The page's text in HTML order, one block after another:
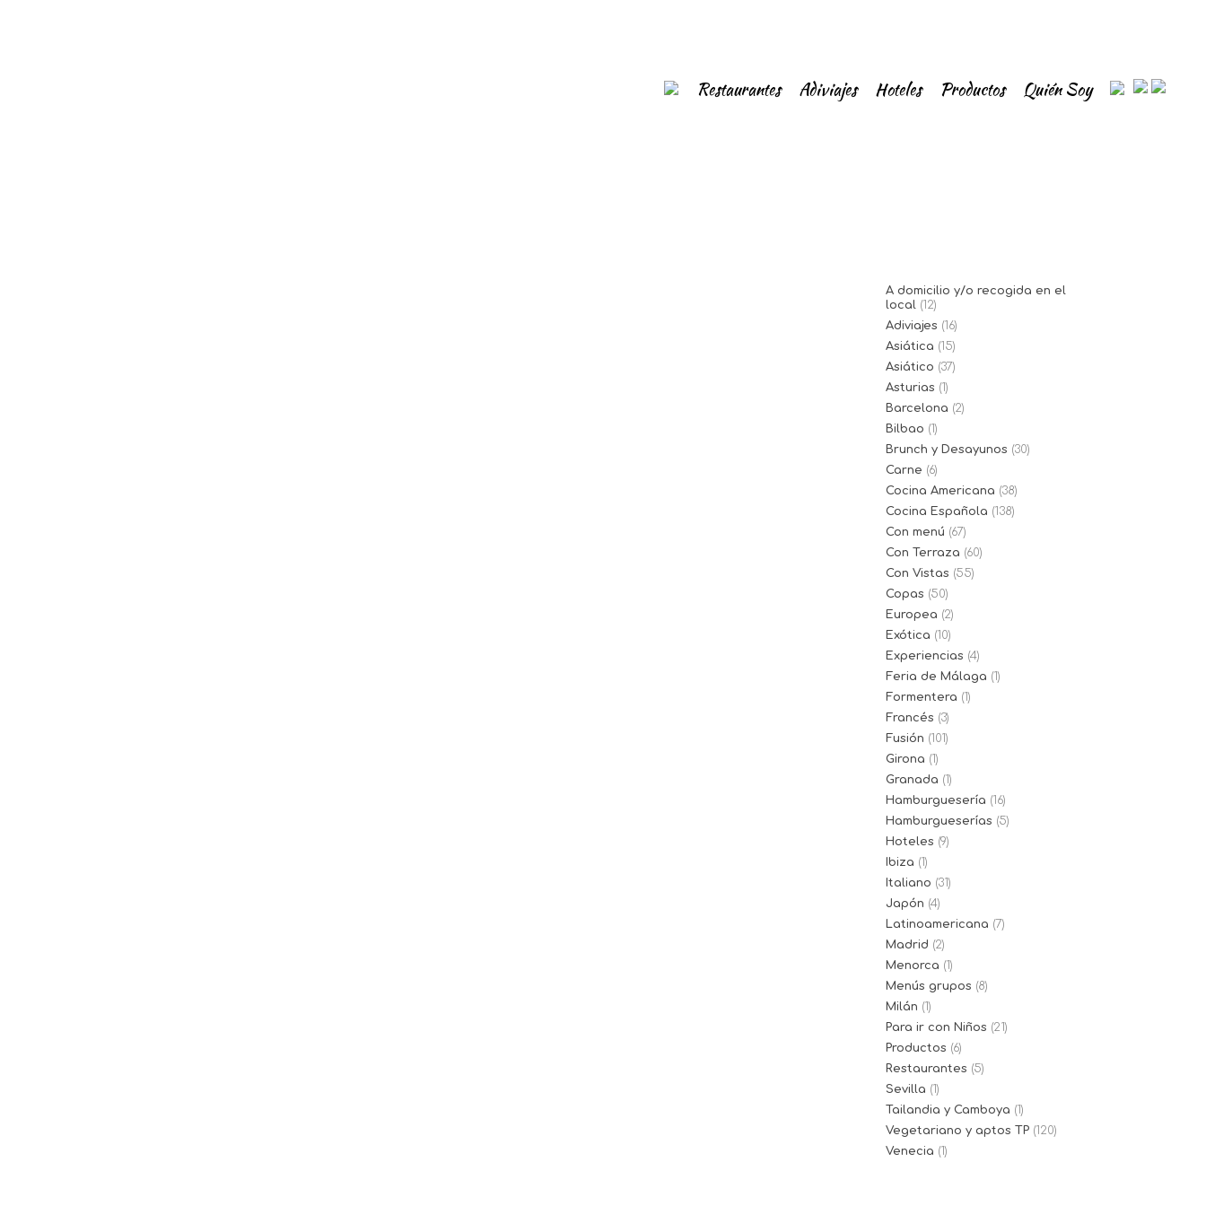
Restaurantes Adiviajes Hoteles Productos Quién Soy
A domicilio y/o recogida en el
local (12)
Adiviajes (16)
Asiática (15)
Asiático (37)
Asturias (1)
Barcelona (2)
Bilbao (1)
Brunch y Desayunos (30)
Carne (6)
Cocina Americana (38)
Cocina Española (138)
Con menú (67)
Con Terraza (60)
Con Vistas (55)
Copas (50)
Europea (2)
Exótica (10)
Experiencias (4)
Feria de Málaga (1)
Formentera (1)
Francés (3)
Fusión (101)
Girona (1)
Granada (1)
Hamburguesería (16)
Hamburgueserías (5)
Hoteles (9)
Ibiza (1)
Italiano (31)
Japón (4)
Latinoamericana (7)
Madrid (2)
Menorca (1)
Menús grupos (8)
Milán (1)
Para ir con Niños (21)
Productos (6)
Restaurantes (5)
Sevilla (1)
Tailandia y Camboya (1)
Vegetariano y aptos TP (120)
Venecia (1)